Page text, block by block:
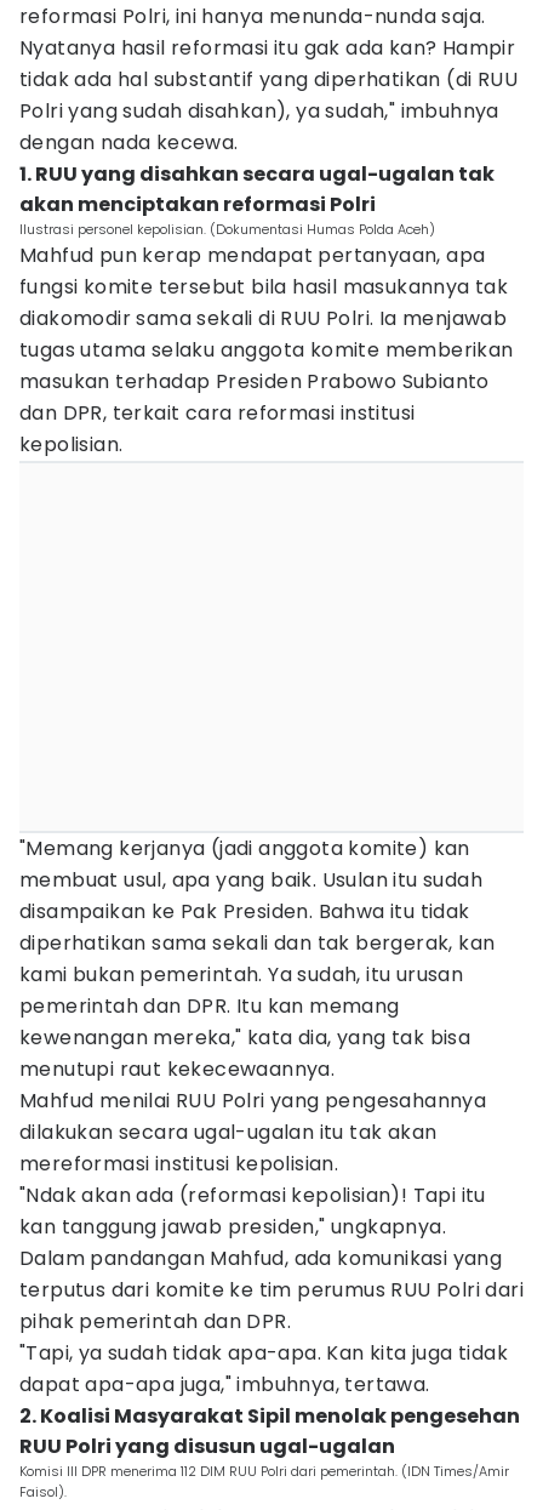
reformasi Polri, ini hanya menunda-nunda saja.
Nyatanya hasil reformasi itu gak ada kan? Hampir
tidak ada hal substantif yang diperhatikan (di RUU
Polri yang sudah disahkan), ya sudah," imbuhnya
dengan nada kecewa.
1. RUU yang disahkan secara ugal-ugalan tak
akan menciptakan reformasi Polri
Ilustrasi personel kepolisian. (Dokumentasi Humas Polda Aceh)
Mahfud pun kerap mendapat pertanyaan, apa
fungsi komite tersebut bila hasil masukannya tak
diakomodir sama sekali di RUU Polri. Ia menjawab
tugas utama selaku anggota komite memberikan
masukan terhadap Presiden Prabowo Subianto
dan DPR, terkait cara reformasi institusi
kepolisian.
"Memang kerjanya (jadi anggota komite) kan
membuat usul, apa yang baik. Usulan itu sudah
disampaikan ke Pak Presiden. Bahwa itu tidak
diperhatikan sama sekali dan tak bergerak, kan
kami bukan pemerintah. Ya sudah, itu urusan
pemerintah dan DPR. Itu kan memang
kewenangan mereka," kata dia, yang tak bisa
menutupi raut kekecewaannya.
Mahfud menilai RUU Polri yang pengesahannya
dilakukan secara ugal-ugalan itu tak akan
mereformasi institusi kepolisian.
"Ndak akan ada (reformasi kepolisian)! Tapi itu
kan tanggung jawab presiden," ungkapnya.
Dalam pandangan Mahfud, ada komunikasi yang
terputus dari komite ke tim perumus RUU Polri dari
pihak pemerintah dan DPR.
"Tapi, ya sudah tidak apa-apa. Kan kita juga tidak
dapat apa-apa juga," imbuhnya, tertawa.
2. Koalisi Masyarakat Sipil menolak pengesehan
RUU Polri yang disusun ugal-ugalan
Komisi III DPR menerima 112 DIM RUU Polri dari pemerintah. (IDN Times/Amir
Faisol).